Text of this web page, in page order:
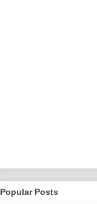
Popular Posts